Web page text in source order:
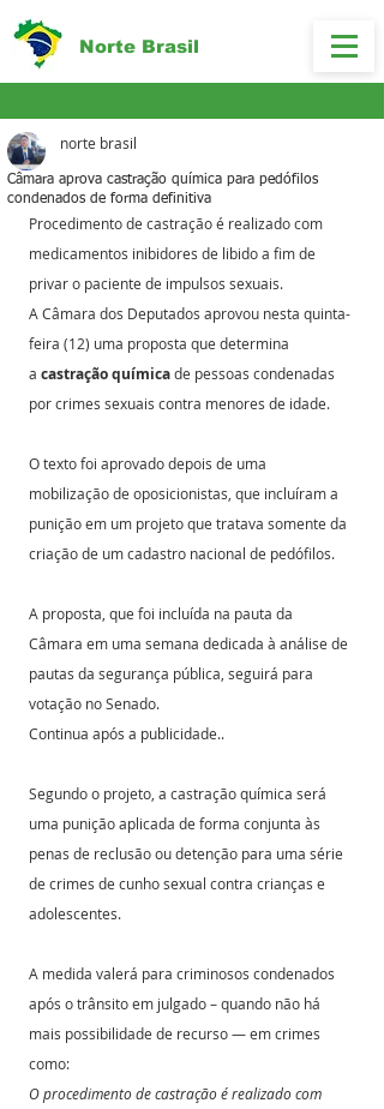
Norte Brasil
Câmara aprova castração química para pedófilos
condenados de forma definitiva
norte brasil
Procedimento de castração é realizado com
medicamentos inibidores de libido a fim de
privar o paciente de impulsos sexuais.
A Câmara dos Deputados aprovou nesta quinta-
feira (12) uma proposta que determina
a castração química de pessoas condenadas
por crimes sexuais contra menores de idade.
O texto foi aprovado depois de uma
mobilização de oposicionistas, que incluíram a
punição em um projeto que tratava somente da
criação de um cadastro nacional de pedófilos.
A proposta, que foi incluída na pauta da
Câmara em uma semana dedicada à análise de
pautas da segurança pública, seguirá para
votação no Senado.
Continua após a publicidade..
Segundo o projeto, a castração química será
uma punição aplicada de forma conjunta às
penas de reclusão ou detenção para uma série
de crimes de cunho sexual contra crianças e
adolescentes.
A medida valerá para criminosos condenados
após o trânsito em julgado – quando não há
mais possibilidade de recurso — em crimes
como:
O procedimento de castração é realizado com